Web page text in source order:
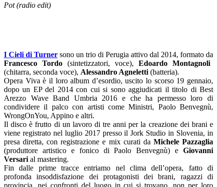
Pot (radio edit)
I Cieli di Turner sono un trio di Perugia attivo dal 2014, formato da
Francesco Tordo (sintetizzatori, voce), Edoardo Montagnoli
(chitarra, seconda voce), Alessandro Agneletti (batteria).
Opera Viva è il loro album d’esordio, uscito lo scorso 19 gennaio,
dopo un EP del 2014 con cui si sono aggiudicati il titolo di Best
Arezzo Wave Band Umbria 2016 e che ha permesso loro di
condividere il palco con artisti come Ministri, Paolo Benvegnù,
WrongOnYou, Appino e altri.
Il disco è frutto di un lavoro di tre anni per la creazione dei brani e
viene registrato nel luglio 2017 presso il Jork Studio in Slovenia, in
presa diretta, con registrazione e mix curati da Michele Pazzaglia
(produttore artistico e fonico di Paolo Benvegnù) e Giovanni
Versari al mastering.
Fin dalle prime tracce entriamo nel clima dell’opera, fatto di
profonda insoddisfazione dei protagonisti dei brani, ragazzi di
provincia, nei confronti del luogo in cui si trovano, non per loro